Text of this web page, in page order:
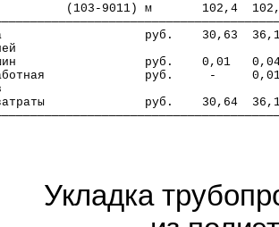
(103-9011) м       102,4
руб.    30,63
машин                  руб.    0,01
руб.     -
затраты              руб.    30,64
Укладка